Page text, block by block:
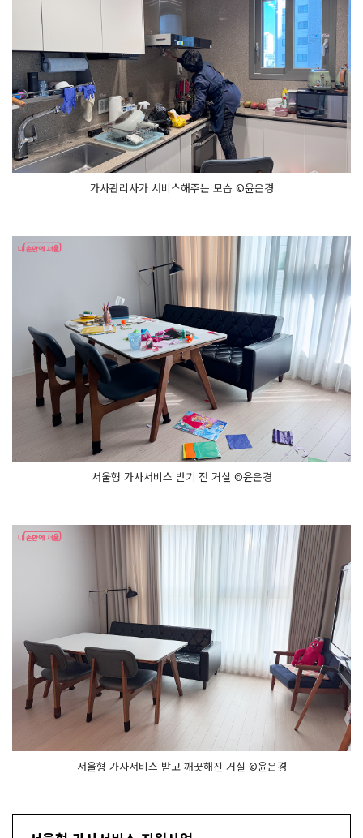
가사관리사가 서비스해주는 모습 ©윤은경
서울형 가사서비스 받기 전 거실 ©윤은경
서울형 가사서비스 받고 깨끗해진 거실 ©윤은경